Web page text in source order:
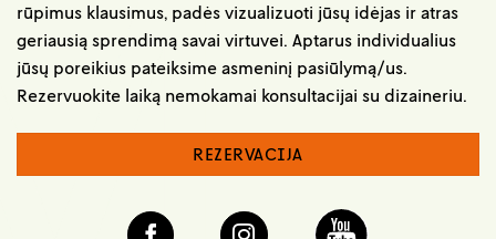
rūpimus klausimus, padės vizualizuoti jūsų idėjas ir atras
geriausią sprendimą savai virtuvei. Aptarus individualius
jūsų poreikius pateiksime asmeninį pasiūlymą/us.
Rezervuokite laiką nemokamai konsultacijai su dizaineriu.
REZERVACIJA